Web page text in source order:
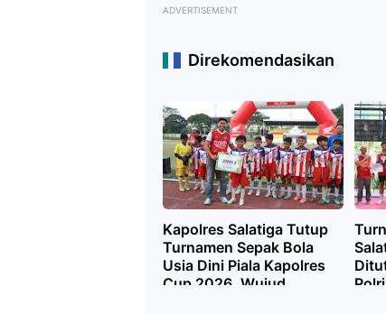
ADVERTISEMENT
Direkomendasikan
Kapolres Salatiga Tutup
Turnamen Sepak Bola
Usia Dini Piala Kapolres
Cup 2026, Wujud